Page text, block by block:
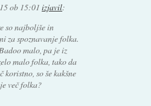
ob 15:01 izjavil:
so najboljše in
za spoznavanje folka.
malo, pa je iz
malo folka, tako da
koristno, so še kakšne
več folka?